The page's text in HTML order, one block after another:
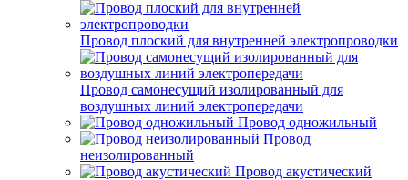
Провод плоский для внутренней электропроводки
Провод самонесущий изолированный для
воздушных линий электропередачи
Провод одножильный
Провод
неизолированный
Провод акустический